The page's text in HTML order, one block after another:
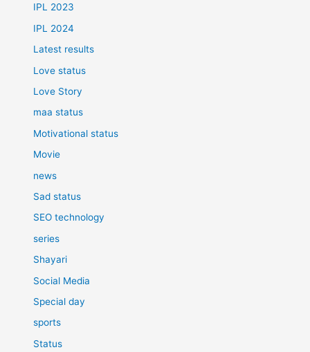
IPL 2023
IPL 2024
Latest results
Love status
Love Story
maa status
Motivational status
Movie
news
Sad status
SEO technology
series
Shayari
Social Media
Special day
sports
Status